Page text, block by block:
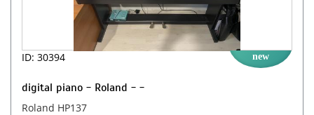
ID: 30394 new
digital piano - Roland - -
Roland HP137